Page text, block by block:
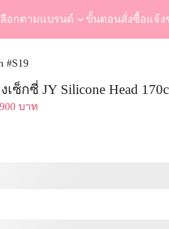
ลือกตามแบรนด์ ขั้นตอนสั่งซื้อแจ้ง
#S19
ซ็กซี่ JY Silicone Head
บาท